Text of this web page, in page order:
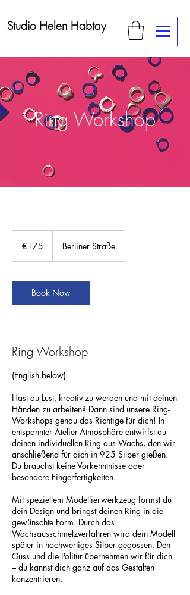
Studio Helen Habtay
Ring Workshop
€175 Berliner Straße
Book Now
Ring Workshop
(English below)
Hast du Lust, kreativ zu werden und mit deinen
Händen zu arbeiten? Dann sind unsere Ring-
Workshops genau das Richtige für dich! In
entspannter Atelier-Atmosphäre entwirfst du
deinen individuellen Ring aus Wachs, den wir
anschließend für dich in 925 Silber gießen.
Du brauchst keine Vorkenntnisse oder
besondere Fingerfertigkeiten.
Mit speziellem Modellierwerkzeug formst du
dein Design und bringst deinen Ring in die
gewünschte Form. Durch das
Wachsausschmelzverfahren wird dein Modell
später in hochwertiges Silber gegossen. Den
Guss und die Politur übernehmen wir für dich
– du kannst dich ganz auf das Gestalten
konzentrieren.